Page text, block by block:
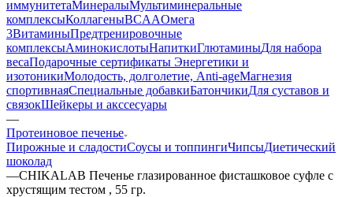
иммунитетаМинералыМультиминеральные
комплексыКоллагеныBCAAОмега
3ВитаминыПредтренировочные
комплексыАминокислотыНапиткиГлютаминыДля набора
весаПодарочные сертификаты Энергетики и
изотоникиМолодость, долголетие, Anti-ageМагнезия
спортивнаяСпециальные добавкиБатончикиДля суставов и
связокШейкеры и акссесуары
—
Протеиновое печенье
Пирожные и сладостиСоусы и топпингиЧипсыДиетический
шоколад
—CHIKALAB Печенье глазированное фисташковое суфле с
хрустящим тестом , 55 гр.